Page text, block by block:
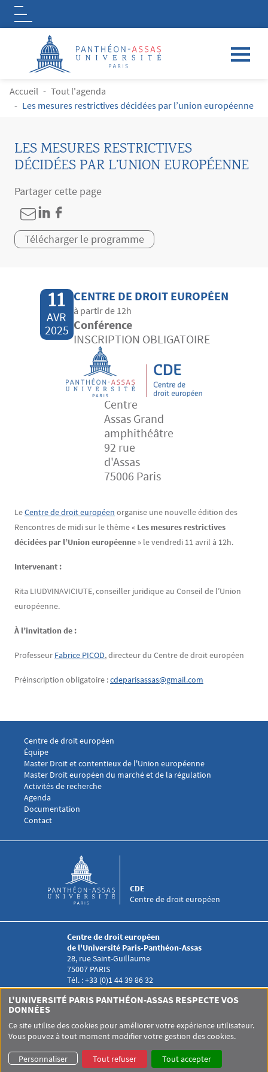
Aller au contenu principal
Logo
FIL D'ARIANE
Accueil
Tout l'agenda
Les mesures restrictives décidées par l’union européenne
LES MESURES RESTRICTIVES
DÉCIDÉES PAR L’UNION EUROPÉENNE
Partager cette page
Télécharger le programme
11
AVR
2025
CENTRE DE DROIT EUROPÉEN
à partir de 12h
Conférence
INSCRIPTION OBLIGATOIRE
Centre
Assas Grand
amphithéâtre
92 rue
d'Assas
75006 Paris
Contenu
Texte
LeCentre de droit européen organise une nouvelle édition des
Rencontres de midi sur le thème « Les mesures restrictives
décidées par l’Union européenne » le vendredi 11 avril à 12h.
Intervenant :
Rita LIUDVINAVICIUTE, conseiller juridique au Conseil de l’Union
européenne.
À l’invitation de :
Professeur Fabrice PICOD, directeur du Centre de droit européen
Préinscription obligatoire :cdeparisassas@gmail.com
Menu footer CDE 1
Centre de droit européen
Équipe
Menu footer CDE 2
Master Droit et contentieux de l'Union européenne
Master Droit européen du marché et de la régulation
Menu footer CDE 3
Activités de recherche
Agenda
Documentation
Menu footer CDE 4
Contact
Centre de droit européen
CDE
Centre de droit européen
de l'Université Paris-Panthéon-Assas
28, rue Saint-Guillaume
75007 PARIS
Tél. : +33 (0)1 44 39 86 32
Menu RS CDE
UNIVERSITÉ PARIS-PANTHÉON-ASSAS SITEMAP
GLOSSAIRE
DONNÉES PERSONNELLES
L'UNIVERSITÉ PARIS PANTHÉON-ASSAS RESPECTE VOS
DONNÉES
Ce site utilise des cookies pour améliorer votre expérience utilisateur.
Vous pouvez à tout moment modifier votre gestion des cookies.
Personnaliser Tout refuser Tout accepter